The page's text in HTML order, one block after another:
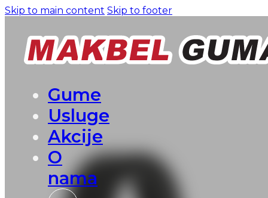
Skip to main content Skip to footer
Gume
Usluge
Akcije
O
nama